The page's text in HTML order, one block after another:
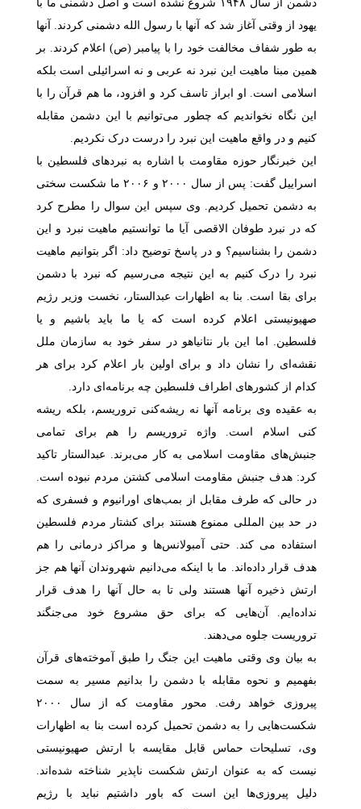
دشمن از سال ۱۹۴۸ شروع نشده است و اصل دشمنی ما با
یهود از وقتی آغاز شد که آنها با رسول الله دشمنی کردند. آنها
به طور شفاف مخالفت خود را با پیامبر (ص) اعلام کردند. بر
همین مبنا ماهیت این نبرد نه عربی و نه اسرائیلی است بلکه
اسلامی است. او ابراز تاسف کرد و افزود، ما هم قرآن را با
این نگاه نخواندیم که چطور می‌توانیم با این دشمن مقابله
کنیم و در واقع ماهیت این نبرد را درست درک نکردیم.
این خبرنگار حوزه مقاومت با اشاره به نبردهای فلسطین با
اسراییل گفت: پس از سال ۲۰۰۰ و ۲۰۰۶ ما شکست سختی
به دشمن تحمیل کردیم. وی سپس این سوال را مطرح کرد
که در نبرد طوفان الاقصی آیا ما توانستیم ماهیت نبرد و این
دشمن را بشناسیم؟ و در پاسخ توضیح داد: اگر بتوانیم ماهیت
نبرد را درک کنیم به این نتیجه می‌رسیم که نبرد با دشمن
برای بقا است. بنا به اظهارات عبدالستار، نخست وزیر رژیم
صهیونیستی اعلام کرده است که یا ما باید باشیم و یا
فلسطین. اما این بار نتانیاهو در سفر خود به سازمان ملل
نقشه‌ای را نشان داد و برای اولین بار اعلام کرد برای هر
کدام از کشورهای اطراف فلسطین چه برنامه‌ای دارد.
به عقیده وی برنامه آنها نه ریشه‌کنی تروریسم، بلکه ریشه
کنی اسلام است. واژه تروریسم را هم برای تمامی
جنبش‌های مقاومت اسلامی به کار می‌برند. عبدالستار تاکید
کرد: هدف جنبش مقاومت اسلامی کشتن مردم نبوده است.
در حالی که طرف مقابل از بمب‌های اورانیوم و فسفری که
در حد بین المللی ممنوع هستند برای کشتار مردم فلسطین
استفاده می کند.حتی آمبولانس‌ها و مراکز درمانی را هم
هدف قرار داده‌اند. ما با اینکه می‌دانیم شهروندان آنها هم جز
ارتش ذخیره آنها هستند ولی تا به حال آنها را هدف قرار
نداده‌ایم. آن‌هایی که برای حق مشروع خود می‌جنگند
تروریست جلوه می‌دهند.
به بیان وی وقتی ماهیت این جنگ را طبق آموخته‌های قرآن
بفهمیم و نحوه مقابله با دشمن را بدانیم مسیر به سمت
پیروزی خواهد رفت. محور مقاومت که از سال ۲۰۰۰
شکست‌هایی را به دشمن تحمیل کرده است بنا به اظهارات
وی، تسلیحات حماس قابل مقایسه با ارتش صهیونیستی
نیست که به عنوان ارتش شکست ناپذیر شناخته شده‌اند.
دلیل پیروزی‌ها این است که باور داشتیم نباید با رژیم